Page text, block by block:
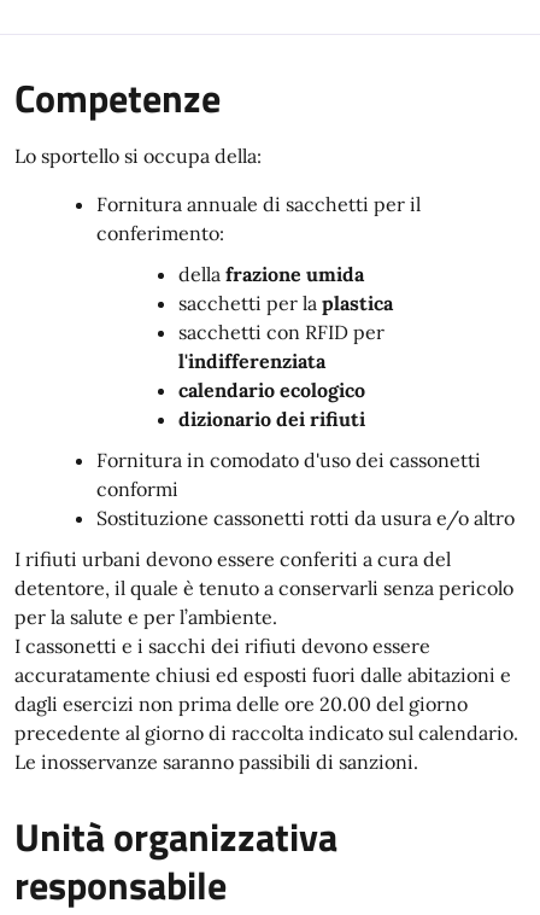
Competenze
Lo sportello si occupa della:
Fornitura annuale di sacchetti per il
conferimento:
della frazione umida
sacchetti per la plastica
sacchetti con RFID per
l'indifferenziata
calendario ecologico
dizionario dei rifiuti
Fornitura in comodato d'uso dei cassonetti
conformi
Sostituzione cassonetti rotti da usura e/o altro
I rifiuti urbani devono essere conferiti a cura del
detentore, il quale è tenuto a conservarli senza pericolo
per la salute e per l’ambiente.
I cassonetti e i sacchi dei rifiuti devono essere
accuratamente chiusi ed esposti fuori dalle abitazioni e
dagli esercizi non prima delle ore 20.00 del giorno
precedente al giorno di raccolta indicato sul calendario.
Le inosservanze saranno passibili di sanzioni.
Unità organizzativa
responsabile